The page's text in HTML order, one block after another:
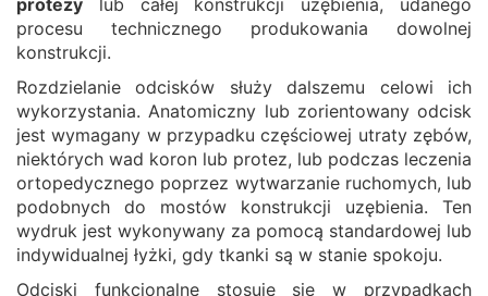
protezy lub całej konstrukcji uzębienia, udanego
procesu technicznego produkowania dowolnej
konstrukcji.
Rozdzielanie odcisków służy dalszemu celowi ich
wykorzystania. Anatomiczny lub zorientowany odcisk
jest wymagany w przypadku częściowej utraty zębów,
niektórych wad koron lub protez, lub podczas leczenia
ortopedycznego poprzez wytwarzanie ruchomych, lub
podobnych do mostów konstrukcji uzębienia. Ten
wydruk jest wykonywany za pomocą standardowej lub
indywidualnej łyżki, gdy tkanki są w stanie spokoju.
Odciski funkcjonalne stosuje się w przypadkach